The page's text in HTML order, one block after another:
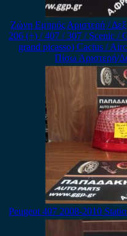
Ζώνη Εμπρός Αριστερή /
206 (+) / 407 / 307 / Scenic /
grand picasso) Cactus /
Πίσω Αριστερή/
Peugeot 407 2008-2010